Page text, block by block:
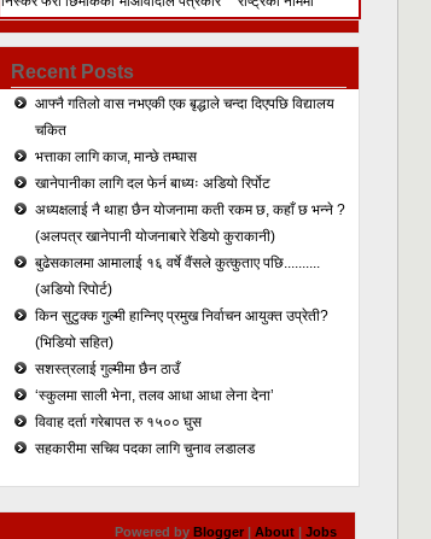
Recent Posts
आफ्नै गतिलो वास नभएकी एक बृद्धाले चन्दा दिएपछि विद्यालय
चकित
भत्ताका लागि काज, मान्छे तम्घास
खानेपानीका लागि दल फेर्न बाध्यः अडियो रिर्पोट
अध्यक्षलाई नै थाहा छैन योजनामा कती रकम छ, कहाँ छ भन्ने ?
(अलपत्र खानेपानी योजनाबारे रेडियो कुराकानी)
बुढेसकालमा आमालाई १६ वर्षे वैंसले कुत्कुताए पछि..........
(अडियो रिपोर्ट)
किन सुटुक्क गुल्मी हान्निए प्रमुख निर्वाचन आयुक्त उप्रेती?
(भिडियो सहित)
सशस्त्रलाई गुल्मीमा छैन ठाउँ
‘स्कुलमा साली भेना, तलव आधा आधा लेना देना’
विवाह दर्ता गरेबापत रु १५०० घुस
सहकारीमा सचिव पदका लागि चुनाव लडालड
Powered by Blogger | About | Jobs